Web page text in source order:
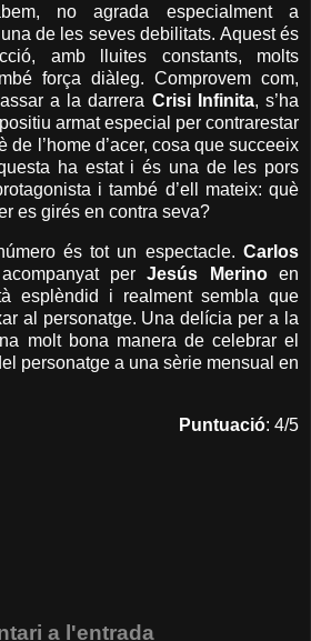
no agrada especialment a
de les seves debilitats. Aquest és
amb lluites constants, molts
força diàleg. Comprovem com,
a la darrera Crisi Infinita, s’ha
armat especial per contrarestar
de l’home d’acer, cosa que succeeix
ha estat i és una de les pors
i també d’ell mateix: què
es girés en contra seva?
és tot un espectacle. Carlos
perJesús Merinoen
esplèndid i realment sembla que
al personatge. Una delícia per a la
molt bona manera de celebrar el
personatge a una sèrie mensual en
Puntuació: 4/5
a l'entrada